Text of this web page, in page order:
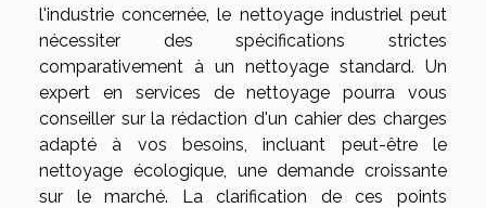
l'industrie concernée, le nettoyage industriel peut
nécessiter des spécifications strictes
comparativement à un nettoyage standard. Un
expert en services de nettoyage pourra vous
conseiller sur la rédaction d'un cahier des charges
adapté à vos besoins, incluant peut-être le
nettoyage écologique, une demande croissante
sur le marché. La clarification de ces points